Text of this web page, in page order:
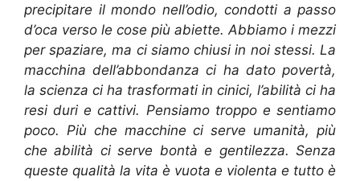
precipitare il mondo nell’odio, condotti a passo
d’oca verso le cose più abiette. Abbiamo i mezzi
per spaziare, ma ci siamo chiusi in noi stessi. La
macchina dell’abbondanza ci ha dato povertà,
la scienza ci ha trasformati in cinici, l’abilità ci ha
resi duri e cattivi. Pensiamo troppo e sentiamo
poco. Più che macchine ci serve umanità, più
che abilità ci serve bontà e gentilezza. Senza
queste qualità la vita è vuota e violenta e tutto è